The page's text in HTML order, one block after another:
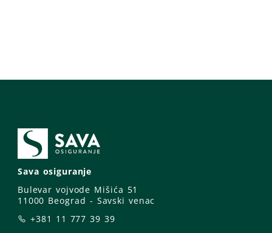
Sava osiguranje
Bulevar vojvode Mišića 51
11000 Beograd - Savski venac
+381 11 777 39 39